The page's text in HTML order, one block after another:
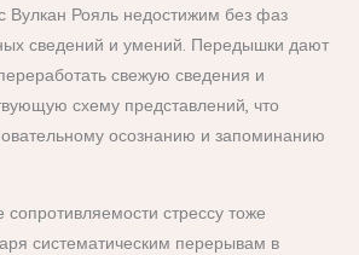
Вулкан Рояль недостижим без фаз
сведений и умений. Передышки дают
свежую сведения и
схему представлений, что
осознанию и запоминанию
стрессу тоже
систематическим перерывам в